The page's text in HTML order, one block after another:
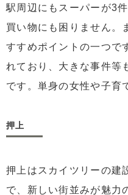
駅周辺にもスーパーが3
買い物にも困りません。
すすめポイントの一つで
れており、大きな事件等
です。単身の女性や子育
押上
押上はスカイツリーの建
で、新しい街並みが魅力